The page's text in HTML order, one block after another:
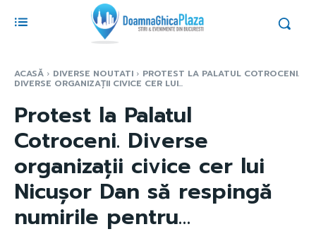
ACASĂ DIVERSE NOUTATI PROTEST LA PALATUL COTROCENI.
DIVERSE ORGANIZAȚII CIVICE CER LUI...
Protest la Palatul
Cotroceni. Diverse
organizații civice cer lui
Nicușor Dan să respingă
numirile pentru…